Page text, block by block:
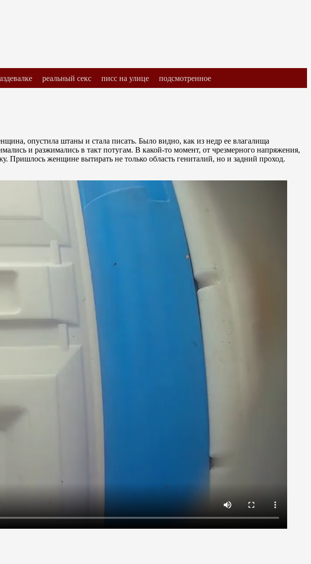
реальный секс писс на улице подсмотренное
опустила штаны и стала писать. Было видно, как из недр ее влагалища
и разжимались в такт потугам. В какой-то момент, от чрезмерного напряжения,
Пришлось женщине вытирать не только область гениталий, но и задний проход.